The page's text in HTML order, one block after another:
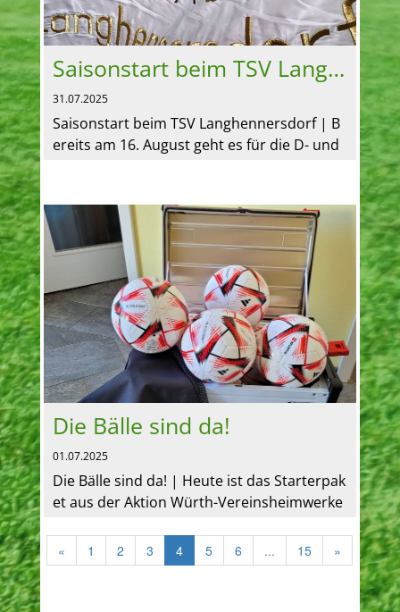
Saisonstart beim TSV Langhennersdorf
31.07.2025
Saisonstart beim TSV Langhennersdorf | B
ereits am 16. August geht es für die D- und
Die Bälle sind da!
01.07.2025
Die Bälle sind da! | Heute ist das Starterpak
et aus der Aktion Würth-Vereinsheimwerke
n alle, die den TSV ...
« 1 2 3 4 5 6 ... 15 »